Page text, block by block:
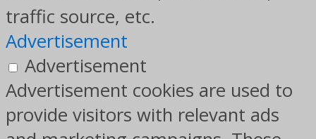
traffic source, etc.
Advertisement
Advertisement
Advertisement cookies are used to
provide visitors with relevant ads